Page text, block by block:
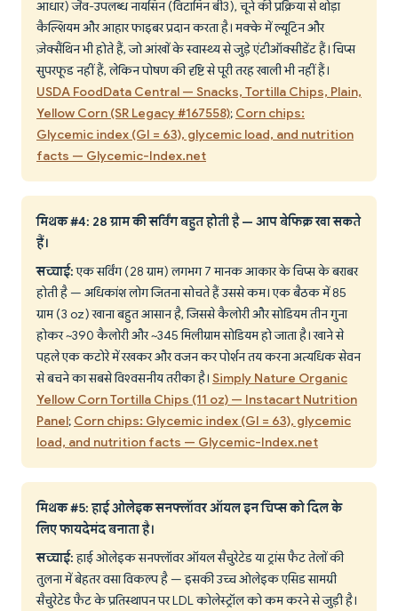
आधार) जैव-उपलब्ध नायसिन (विटामिन बी3), चूने की प्रक्रिया से थोड़ा
कैल्शियम और आहार फाइबर प्रदान करता है। मक्के में ल्यूटिन और
ज़ेक्सैंथिन भी होते हैं, जो आंखों के स्वास्थ्य से जुड़े एंटीऑक्सीडेंट हैं। चिप्स
सुपरफूड नहीं हैं, लेकिन पोषण की दृष्टि से पूरी तरह खाली भी नहीं हैं।
USDA FoodData Central — Snacks, Tortilla Chips, Plain,
Yellow Corn (SR Legacy #167558); Corn chips:
Glycemic index (GI = 63), glycemic load, and nutrition
facts — Glycemic-Index.net
मिथक #4: 28 ग्राम की सर्विंग बहुत होती है — आप बेफिक्र खा सकते
हैं।
सच्चाई:एक सर्विंग (28 ग्राम) लगभग 7 मानक आकार के चिप्स के बराबर
होती है — अधिकांश लोग जितना सोचते हैं उससे कम। एक बैठक में 85
ग्राम (3 oz) खाना बहुत आसान है, जिससे कैलोरी और सोडियम तीन गुना
होकर ~390 कैलोरी और ~345 मिलीग्राम सोडियम हो जाता है। खाने से
पहले एक कटोरे में रखकर और वजन कर पोर्शन तय करना अत्यधिक सेवन
से बचने का सबसे विश्वसनीय तरीका है। Simply Nature Organic
Yellow Corn Tortilla Chips (11 oz) — Instacart Nutrition
Panel; Corn chips: Glycemic index (GI = 63), glycemic
load, and nutrition facts — Glycemic-Index.net
मिथक #5: हाई ओलेइक सनफ्लॉवर ऑयल इन चिप्स को दिल के
लिए फायदेमंद बनाता है।
सच्चाई:हाई ओलेइक सनफ्लॉवर ऑयल सैचुरेटेड या ट्रांस फैट तेलों की
तुलना में बेहतर वसा विकल्प है — इसकी उच्च ओलेइक एसिड सामग्री
सैचुरेटेड फैट के प्रतिस्थापन पर LDL कोलेस्ट्रॉल को कम करने से जुड़ी है।